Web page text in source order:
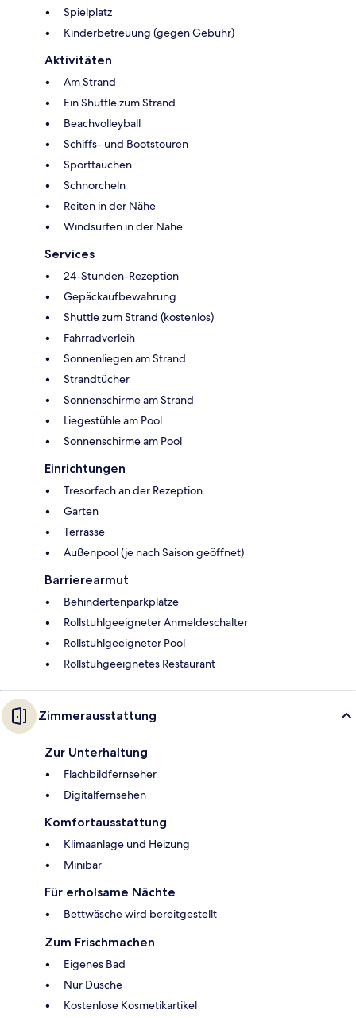
Spielplatz
Kinderbetreuung (gegen Gebühr)
Aktivitäten
Am Strand
Ein Shuttle zum Strand
Beachvolleyball
Schiffs- und Bootstouren
Sporttauchen
Schnorcheln
Reiten in der Nähe
Windsurfen in der Nähe
Services
24-Stunden-Rezeption
Gepäckaufbewahrung
Shuttle zum Strand (kostenlos)
Fahrradverleih
Sonnenliegen am Strand
Strandtücher
Sonnenschirme am Strand
Liegestühle am Pool
Sonnenschirme am Pool
Einrichtungen
Tresorfach an der Rezeption
Garten
Terrasse
Außenpool (je nach Saison geöffnet)
Barrierearmut
Behindertenparkplätze
Rollstuhlgeeigneter Anmeldeschalter
Rollstuhlgeeigneter Pool
Rollstuhgeeignetes Restaurant
Zimmerausstattung
Zur Unterhaltung
Flachbildfernseher
Digitalfernsehen
Komfortausstattung
Klimaanlage und Heizung
Minibar
Für erholsame Nächte
Bettwäsche wird bereitgestellt
Zum Frischmachen
Eigenes Bad
Nur Dusche
Kostenlose Kosmetikartikel